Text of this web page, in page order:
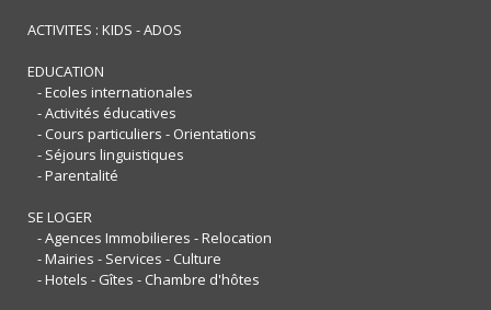
ACTIVITES : KIDS - ADOS
EDUCATION
- Ecoles internationales
- Activités éducatives
- Cours particuliers - Orientations
- Séjours linguistiques
- Parentalité
SE LOGER
- Agences Immobilieres - Relocation
- Mairies - Services - Culture
- Hotels - Gîtes - Chambre d'hôtes